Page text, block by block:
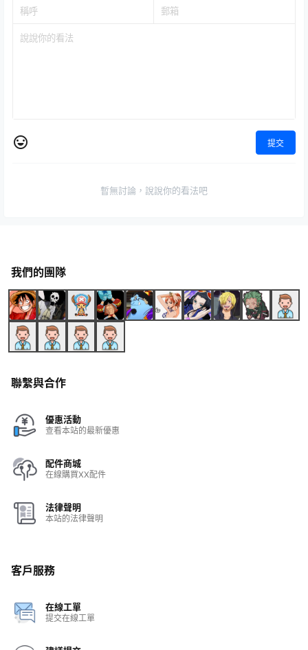
提交
暫無討論，說說你的看法吧
我們的團隊
聯繫與合作
優惠活動
查看本站的最新優惠
配件商城
在線購買XX配件
法律聲明
本站的法律聲明
客戶服務
在線工單
提交在線工單